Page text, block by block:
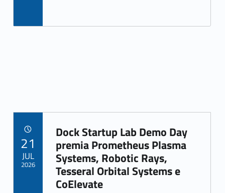
Link identifier archive #link-archive-20034
Dock Startup Lab Demo Day
premia Prometheus Plasma
Systems, Robotic Rays,
Tesseral Orbital Systems e
CoElevate
21
JUL
2026